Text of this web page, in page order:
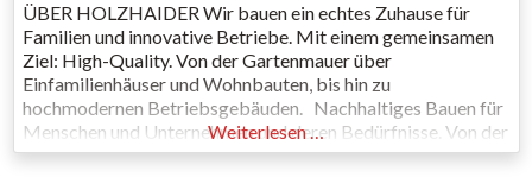
ÜBER HOLZHAIDER Wir bauen ein echtes Zuhause für
Familien und innovative Betriebe. Mit einem gemeinsamen
Ziel: High-Quality. Von der Gartenmauer über
Einfamilienhäuser und Wohnbauten, bis hin zu
hochmodernen Betriebsgebäuden. Nachhaltiges Bauen für
Menschen und Unternehmen und deren Bedürfnisse. Von der
Budgetierung bis zur Individualplanung und Umsetzung –
Weiterlesen …